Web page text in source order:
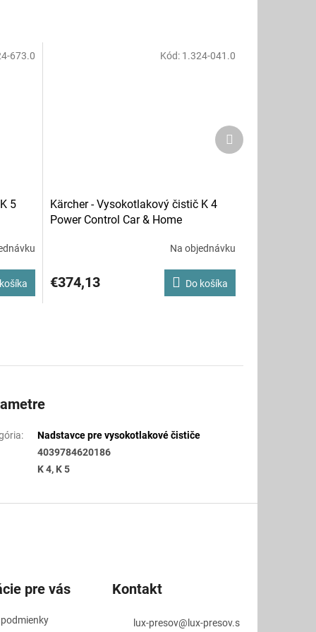
5
673.0
Kärcher - Vysokotlakový čistič K 4
Power Control Car & Home
Na objednávku
€374,13 Do košíka
Kód: 1.324-041.0
Ďalší
produkt
:
Nadstavce pre vysokotlakové čističe
4039784620186
K 4, K 5
pre vás Kontakt
lux-presov@lux-presov.s